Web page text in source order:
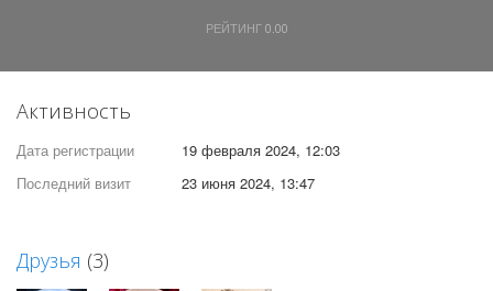
РЕЙТИНГ 0.00
Активность
Дата регистрации
19 февраля 2024, 12:03
Последний визит
23 июня 2024, 13:47
Друзья (3)